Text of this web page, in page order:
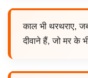
काल भी थरथराए,
दीवाने हैं, जो मर के